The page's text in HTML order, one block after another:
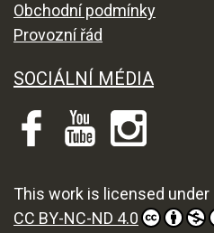
Obchodní podmínky
Provozní řád
SOCIÁLNÍ MÉDIA
This work is licensed under
CC BY-NC-ND 4.0